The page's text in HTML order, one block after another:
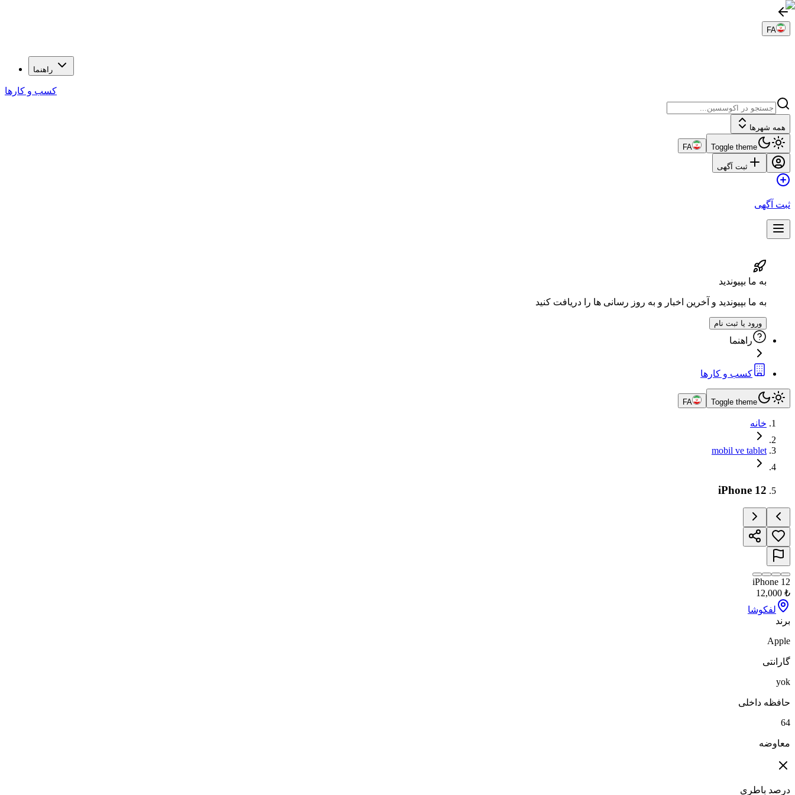
FA
راهنما
کسب و کارها
همه شهرها
Toggle theme
FA
ثبت آگهی
ثبت آگهی
به ما بپیوندید
به ما بپیوندید و آخرین اخبار و به روز رسانی ها را دریافت کنید
ورود یا ثبت نام
راهنما
کسب و کارها
Toggle theme
FA
خانه
mobil ve tablet
iPhone 12
iPhone 12
₺
12,000
لفکوشا
برند
Apple
گارانتی
yok
حافظه داخلی
64
معاوضه
درصد باطری